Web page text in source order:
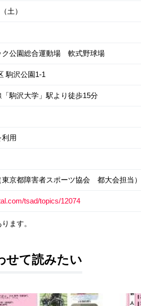
土）
ク公園総合運動場 軟式野球場
駒沢公園1-1
駒沢大学」駅より徒歩15分
利用
東京都障害者スポーツ協会 都大会担当）
tsad/topics/12074
ます。
せて読みたい